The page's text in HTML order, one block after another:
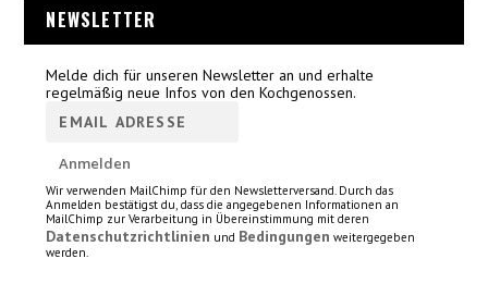
NEWSLETTER
Melde dich für unseren Newsletter an und erhalte
regelmäßig neue Infos von den Kochgenossen.
Wir verwenden MailChimp für den Newsletterversand. Durch das
Anmelden bestätigst du, dass die angegebenen Informationen an
MailChimp zur Verarbeitung in Übereinstimmung mit deren
Datenschutzrichtlinien und Bedingungen weitergegeben
werden.